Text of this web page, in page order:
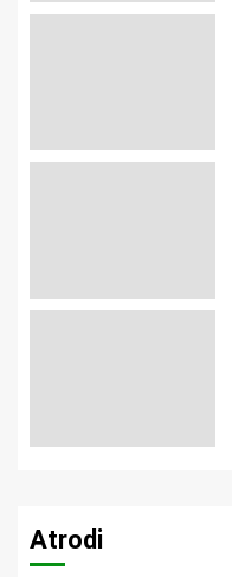
Atrodi